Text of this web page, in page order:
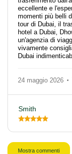
eccellente e
momenti più belli
tour di Dubai, il
hotel a Dubai,
un'agenzia di
vivamente
Dubai
24 maggio 2026
Smith
Mostra commenti